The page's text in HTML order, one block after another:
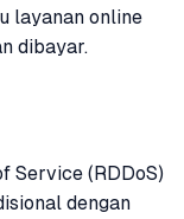
layanan online
dibayar.
Service (RDDoS)
dengan